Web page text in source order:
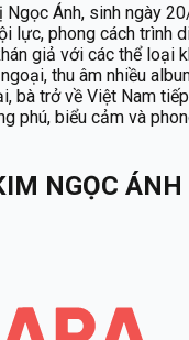
Ánh, sinh ngày
phong cách trình
giả với các thể loại
thu âm nhiều
bà trở về Việt Nam
phú, biểu cảm và
NGỌC ÁNH